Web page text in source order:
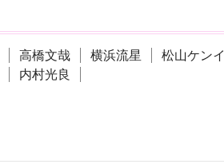
高橋文哉 横浜流星 松山ケン
内村光良